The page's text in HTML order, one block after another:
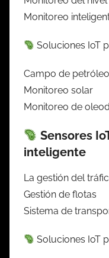
Monitoreo
Soluciones IoT
Campo de
Monitoreo solar
Monitoreo de
Sensores
inteligente
La gestión del
Gestión de flotas
Sistema de
Soluciones IoT